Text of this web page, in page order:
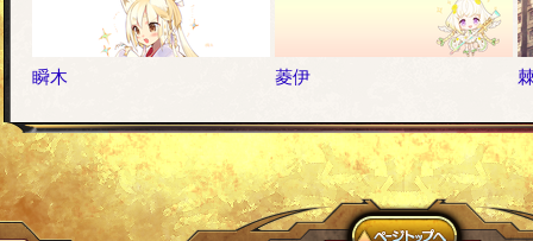
瞬木 菱伊